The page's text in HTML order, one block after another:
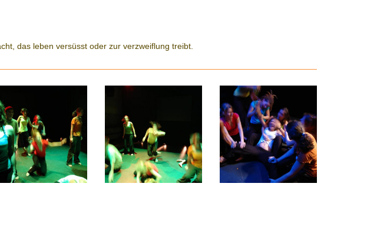
das leben versüsst oder zur verzweiflung treibt.